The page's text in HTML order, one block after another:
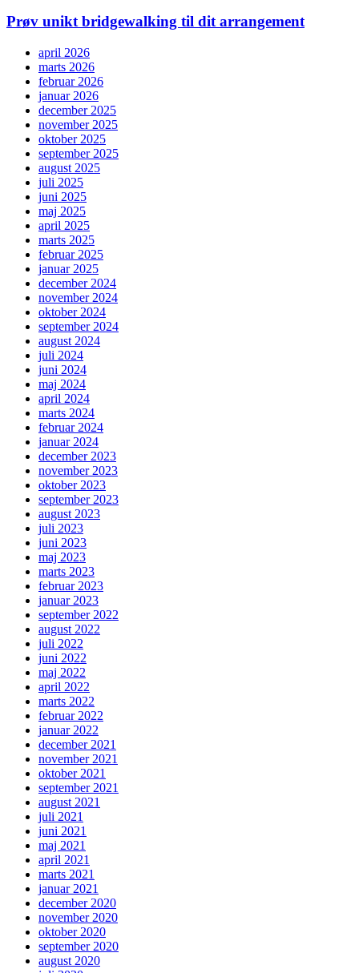
Prøv unikt bridgewalking til dit arrangement
april 2026
marts 2026
februar 2026
januar 2026
december 2025
november 2025
oktober 2025
september 2025
august 2025
juli 2025
juni 2025
maj 2025
april 2025
marts 2025
februar 2025
januar 2025
december 2024
november 2024
oktober 2024
september 2024
august 2024
juli 2024
juni 2024
maj 2024
april 2024
marts 2024
februar 2024
januar 2024
december 2023
november 2023
oktober 2023
september 2023
august 2023
juli 2023
juni 2023
maj 2023
marts 2023
februar 2023
januar 2023
september 2022
august 2022
juli 2022
juni 2022
maj 2022
april 2022
marts 2022
februar 2022
januar 2022
december 2021
november 2021
oktober 2021
september 2021
august 2021
juli 2021
juni 2021
maj 2021
april 2021
marts 2021
januar 2021
december 2020
november 2020
oktober 2020
september 2020
august 2020